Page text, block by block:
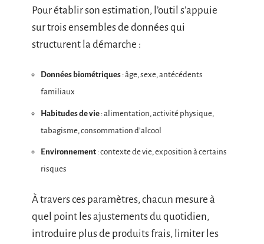
Pour établir son estimation, l’outil s’appuie
sur trois ensembles de données qui
structurent la démarche :
Données biométriques : âge, sexe, antécédents
familiaux
Habitudes de vie : alimentation, activité physique,
tabagisme, consommation d’alcool
Environnement : contexte de vie, exposition à certains
risques
À travers ces paramètres, chacun mesure à
quel point les ajustements du quotidien,
introduire plus de produits frais, limiter les